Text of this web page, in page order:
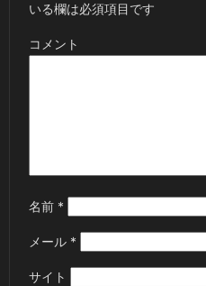
いる欄は必須項目です
コメント
名前 *
メール *
サイト